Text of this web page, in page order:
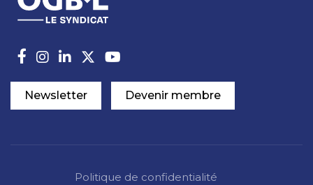
Newsletter Devenir membre
Politique de confidentialité